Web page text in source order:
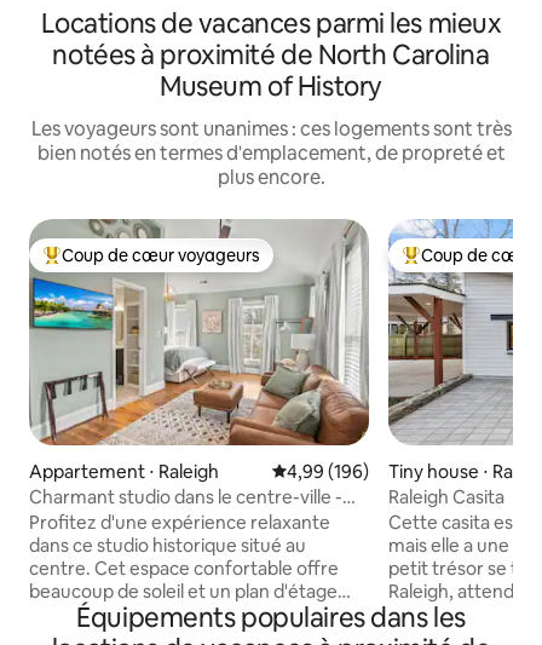
Locations de vacances parmi les mieux
notées à proximité de North Carolina
Museum of History
Les voyageurs sont unanimes : ces logements sont très
bien notés en termes d'emplacement, de propreté et
plus encore.
Coups de cœur voyageurs les plus appréciés
Coup de cœur voyageurs
Appartement ⋅ Raleigh Évaluation moyenne sur la
4,99 (196)
Charmant studio dans le centre-ville -
Emplacement accessible à pied
Profitez d'une expérience relaxante
dans ce studio historique situé au
centre. Cet espace confortable offre
beaucoup de soleil et un plan d'étage
ouvert avec des plafonds voûtés.
Entièrement rénové avec de nouvelles
Coups de cœur
Coup de cœur
Tiny house ⋅
Raleigh Casita
Cette casita est
mais elle a une
petit trésor se
Raleigh,
votre prochaine
Veuillez noter
Équipements populaires dans les